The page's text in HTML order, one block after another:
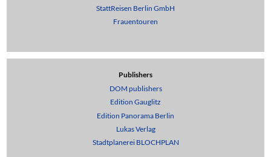
StattReisen Berlin GmbH
Frauentouren
Publishers
DOM publishers
Edition Gauglitz
Edition Panorama Berlin
Lukas Verlag
Stadtplanerei BLOCHPLAN